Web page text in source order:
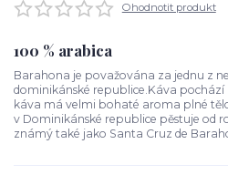
Ohodnotit produkt
100 % arabica
Barahona je považována za jednu z
dominikánské republice.Káva
káva má velmi bohaté aroma plné
v Dominikánské republice pěstuje od
známý také jako Santa Cruz de